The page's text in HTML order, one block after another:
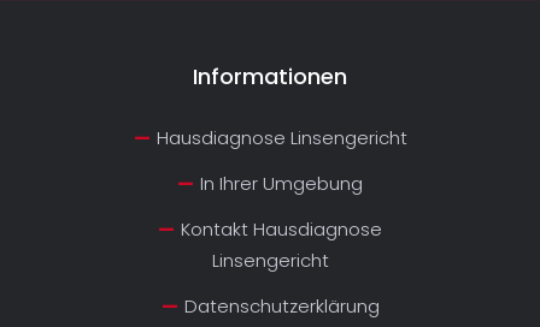
Informationen
Hausdiagnose Linsengericht
In Ihrer Umgebung
Kontakt Hausdiagnose
Linsengericht
Datenschutzerklärung